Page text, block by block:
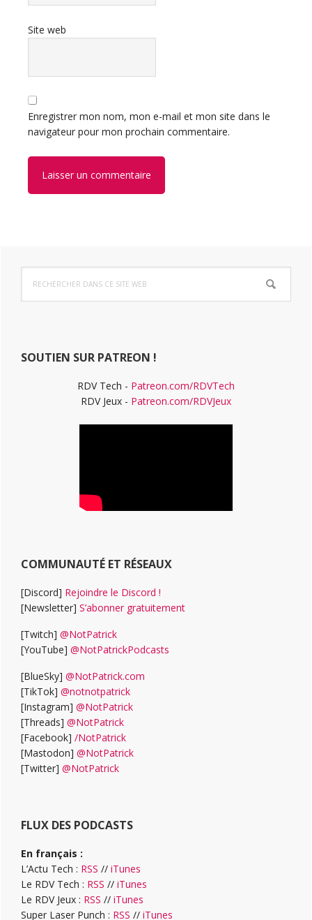
Site web
Enregistrer mon nom, mon e-mail et mon site dans le
navigateur pour mon prochain commentaire.
Barre
latérale
dans
ce
SOUTIEN SUR PATREON !
RDV Tech - Patreon.com/RDVTech
RDV Jeux - Patreon.com/RDVJeux
COMMUNAUTÉ ET RÉSEAUX
[Discord] Rejoindre le Discord !
[Newsletter] S’abonner gratuitement
[Twitch] @NotPatrick
[YouTube] @NotPatrickPodcasts
[BlueSky] @NotPatrick.com
[TikTok] @notnotpatrick
[Instagram] @NotPatrick
[Threads] @NotPatrick
[Facebook] /NotPatrick
[Mastodon] @NotPatrick
[Twitter] @NotPatrick
FLUX DES PODCASTS
En français :
L’Actu Tech : RSS // iTunes
Le RDV Tech : RSS // iTunes
Le RDV Jeux : RSS // iTunes
Super Laser Punch : RSS // iTunes